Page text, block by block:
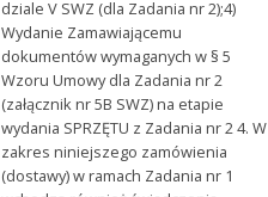
dziale V SWZ (dla Zadania nr 2);4)
Wydanie Zamawiającemu
dokumentów wymaganych w § 5
Wzoru Umowy dla Zadania nr 2
(załącznik nr 5B SWZ) na etapie
wydania SPRZĘTU z Zadania nr 2 4. W
zakres niniejszego zamówienia
(dostawy) w ramach Zadania nr 1